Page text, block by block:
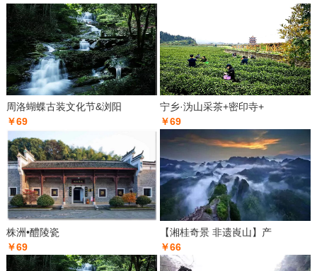
周洛蝴蝶古装文化节&浏阳
￥69
宁乡·沩山采茶+密印寺+
￥69
株洲•醴陵瓷
￥69
【湘桂奇景 非遗崀山】产
￥66